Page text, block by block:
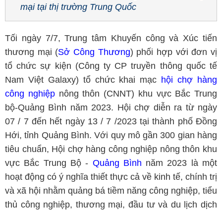
mại tại thị trường Trung Quốc
Tối ngày 7/7, Trung tâm Khuyến công và Xúc tiến
thương mại (Sở Công Thương) phối hợp với đơn vị
tổ chức sự kiện (Công ty CP truyền thông quốc tế
Nam Việt Galaxy) tổ chức khai mạc hội chợ hàng
công nghiệpnông thôn (CNNT) khu vực Bắc Trung
bộ-Quảng Bình năm 2023. Hội chợ diễn ra từ ngày
07 / 7 đến hết ngày 13 / 7 /2023 tại thành phố Đồng
Hới, tỉnh Quảng Bình. Với quy mô gần 300 gian hàng
tiêu chuẩn, Hội chợ hàng công nghiệp nông thôn khu
vực Bắc Trung Bộ - Quảng Bình năm 2023 là một
hoạt động có ý nghĩa thiết thực cả về kinh tế, chính trị
và xã hội nhằm quảng bá tiềm năng công nghiệp, tiểu
thủ công nghiệp, thương mại, đầu tư và du lịch dịch